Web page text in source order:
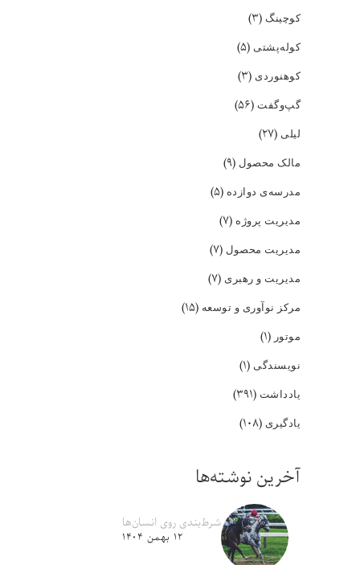
کوچینگ (۳)
کوله‌پشتی (۵)
کوهنوردی (۳)
گپ‌و‌گفت (۵۶)
لیلی (۲۷)
مالک محصول (۹)
مدرسه‌ی دوازده (۵)
مدیریت پروژه (۷)
مدیریت محصول (۷)
مدیریت و رهبری (۷)
مرکز نوآوری و توسعه (۱۵)
موتور (۱)
نویسندگی (۱)
یادداشت (۳۹۱)
یادگیری (۱۰۸)
آخرین نوشته‌ها
شرط‌بندی روی انسان‌ها
۱۲ بهمن ۱۴۰۴